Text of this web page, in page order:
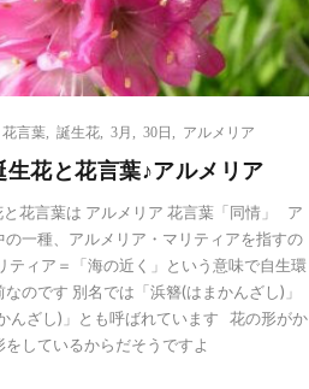
花言葉 誕生花 3月 30日 アルメリア
生花と花言葉♪アルメリア
花言葉は アルメリア 花言葉「同情」 ア
の一種、アルメリア・マリティアを指すの
ティア＝「海の近く」という意味で自生環
のです 別名では「浜簪(はまかんざし)」
んざし)」とも呼ばれています 花の形がか
しているからだそうですよ